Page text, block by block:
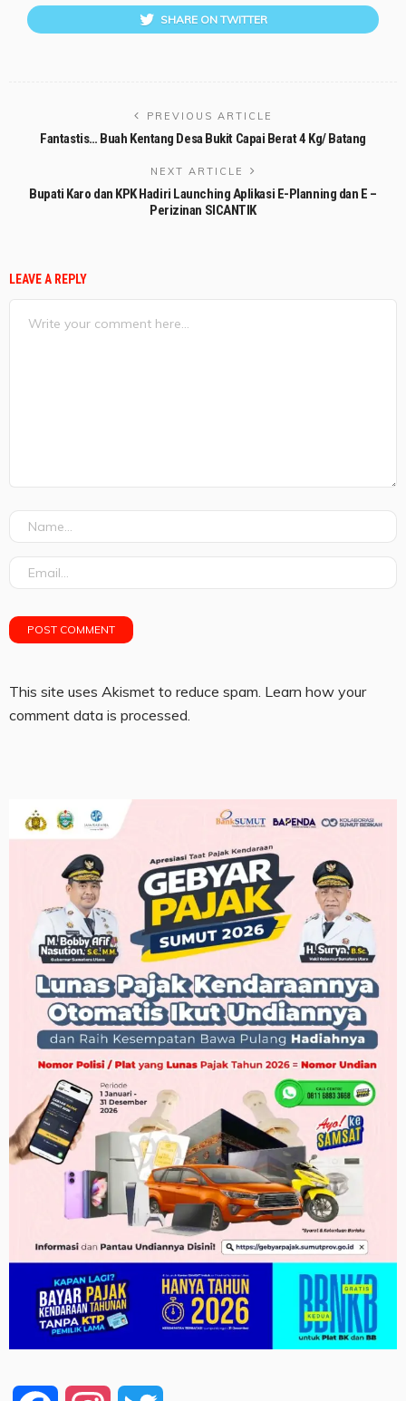
SHARE ON TWITTER
PREVIOUS ARTICLE
Fantastis… Buah Kentang Desa Bukit Capai Berat 4 Kg/ Batang
NEXT ARTICLE
Bupati Karo dan KPK Hadiri Launching Aplikasi E-Planning dan E –
Perizinan SICANTIK
LEAVE A REPLY
This site uses Akismet to reduce spam. Learn how your
comment data is processed.